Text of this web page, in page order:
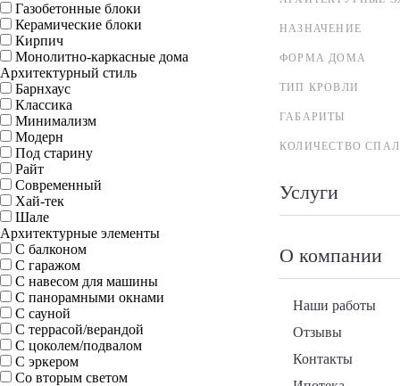
НАЗНАЧЕНИЕ
ФОРМА ДОМА
ТИП КРОВЛИ
ГАБАРИТЫ
КОЛИЧЕСТВО
Услуги
О компании
Наши работы
Отзывы
Контакты
Газобетонные блоки
Керамические блоки
Кирпич
Монолитно-каркасные дома
Архитектурный стиль
Барнхаус
Классика
Минимализм
Модерн
Под старину
Райт
Современный
Хай-тек
Шале
Архитектурные элементы
С балконом
С гаражом
С навесом для машины
С панорамными окнами
С сауной
С террасой/верандой
С цоколем/подвалом
С эркером
Со вторым светом